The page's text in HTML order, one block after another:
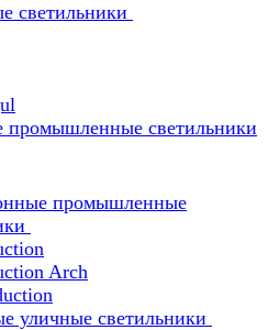
светильники
светильники
промышленные
Arch
уличные светильники